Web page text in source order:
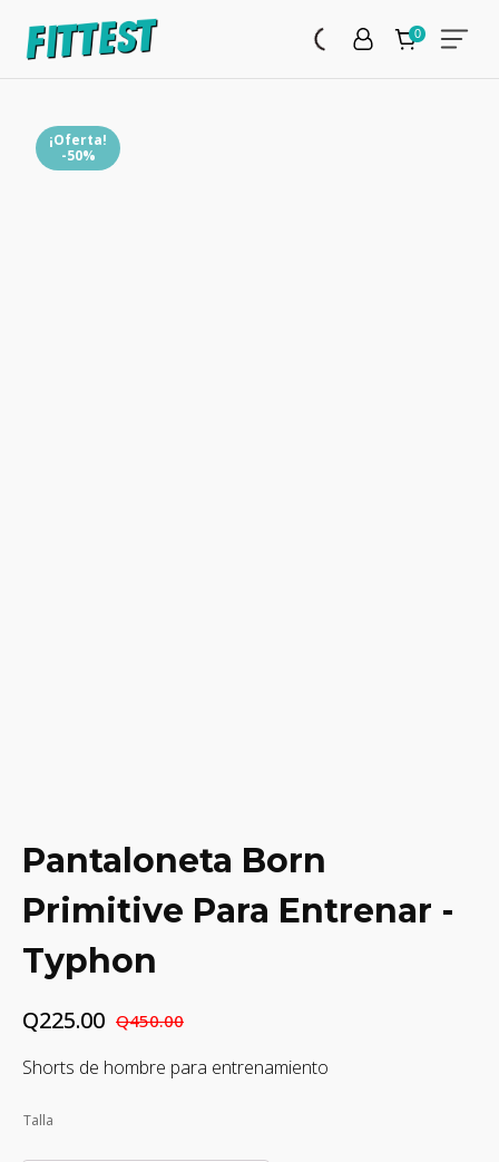
¡Oferta!
-50%
Pantaloneta Born
Primitive Para Entrenar -
Typhon
Q450.00
El
precio
original
Q225.00
El
precio
actual
Shorts de hombre para entrenamiento
Talla